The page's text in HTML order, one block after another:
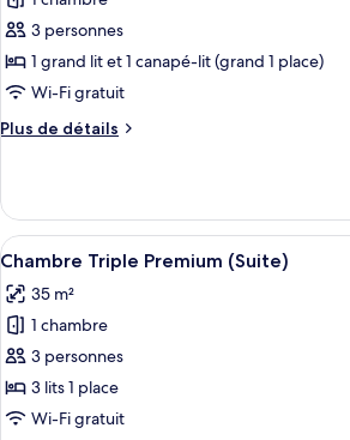
lits
jumeaux
pour
ce
type
chambre :
premium
(Suíte)
3 personnes
1 grand lit et 1 canapé-lit (grand 1 place)
Wi-Fi gratuit
Plus de détails
Plus
le
type
de
Quarto
triplo
(Suíte)
Afficher
toutes
les
photos
pour
ce
type
Une
6
Chambre Triple Premium (Suite)
35 m²
1 chambre
3 personnes
3 lits 1 place
Wi-Fi gratuit